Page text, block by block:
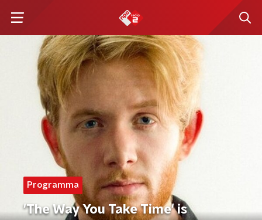
Programma
'The Way You Take Time' is